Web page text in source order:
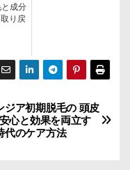
成分
り戻
ジア初期脱毛の 頭皮
心と効果を両立す
代のケア方法